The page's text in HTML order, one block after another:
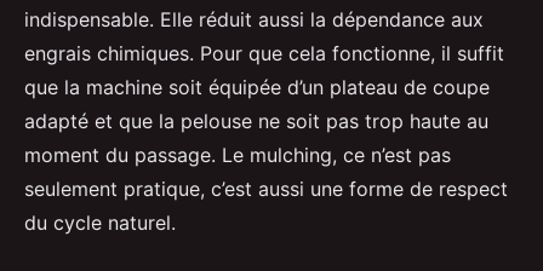
indispensable. Elle réduit aussi la dépendance aux
engrais chimiques. Pour que cela fonctionne, il suffit
que la machine soit équipée d’un plateau de coupe
adapté et que la pelouse ne soit pas trop haute au
moment du passage. Le mulching, ce n’est pas
seulement pratique, c’est aussi une forme de respect
du cycle naturel.